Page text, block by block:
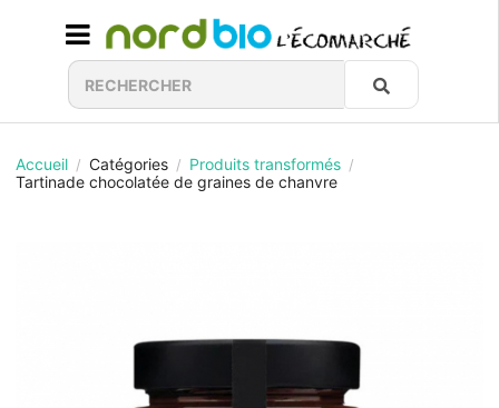
Accueil / Catégories / Produits transformés /
Tartinade chocolatée de graines de chanvre